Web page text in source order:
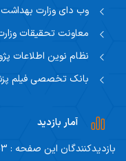
وب دای وزارت بهداشت
معاونت تحقیقات
نظام نوین اطلاعات
بانک تخصصی فیلم
آمار بازدید
بازدیدکنندگان این صفحه : 303